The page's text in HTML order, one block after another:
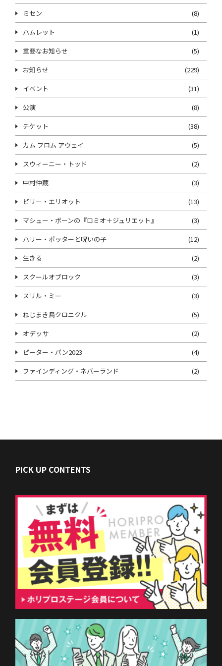
ミセン
(8)
ハムレット
(1)
重要なお知らせ
(5)
お知らせ
(229)
イベント
(31)
公演
(8)
チケット
(38)
カム フロム アウェイ
(5)
スウィーニー・トッド
(2)
中村仲蔵
(3)
ビリー・エリオット
(13)
マシュー・ボーンの『ロミオ＋ジュリエット』
(3)
ハリー・ポッターと呪いの子
(12)
生きる
(2)
スクールオブロック
(3)
スリル・ミー
(3)
ねじまき鳥クロニクル
(5)
オデッサ
(2)
ピーター・パン2023
(4)
ファインディング・ネバーランド
(2)
PICK UP CONTENTS